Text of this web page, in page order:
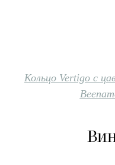
Кольцо Vertigo с